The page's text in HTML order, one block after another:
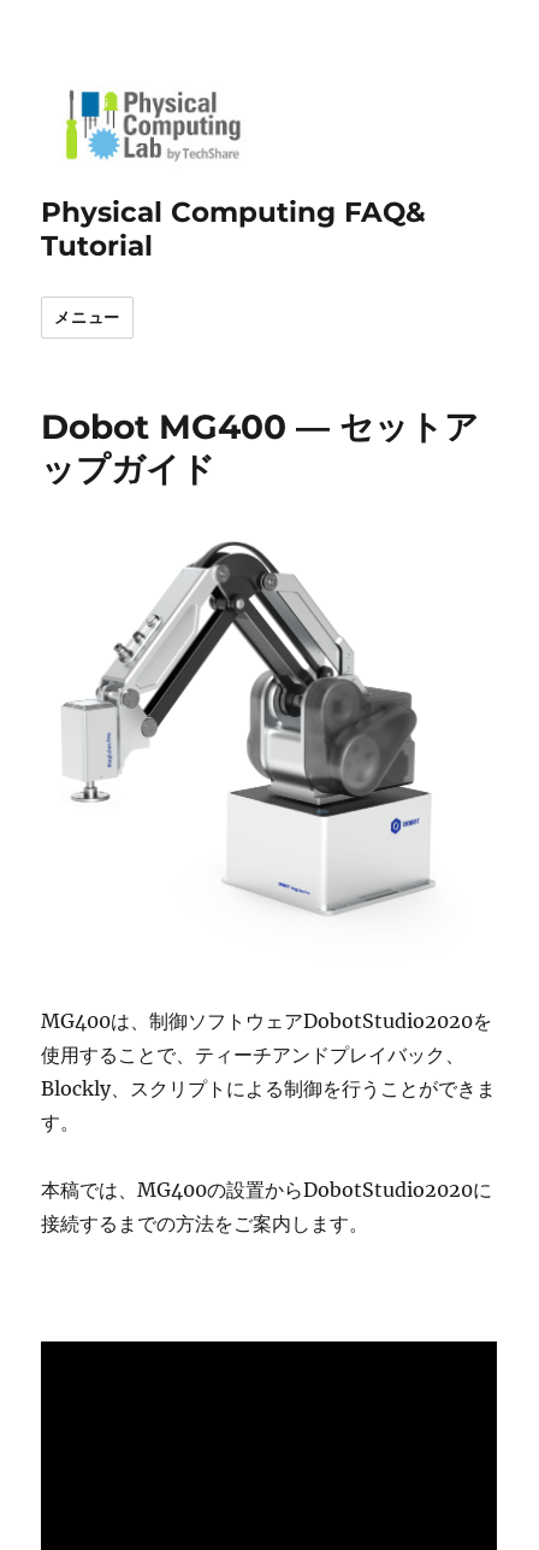
Physical Computing FAQ&
Tutorial
メニュー
Dobot MG400 ― セットア
ップガイド
MG400は、制御ソフトウェアDobotStudio2020を
使用することで、ティーチアンドプレイバック、
Blockly、スクリプトによる制御を行うことができま
す。
本稿では、MG400の設置からDobotStudio2020に
接続するまでの方法をご案内します。